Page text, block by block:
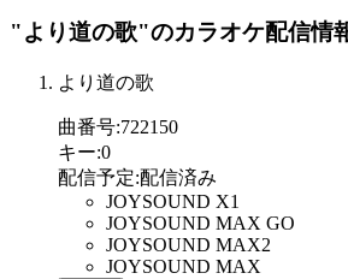
"より道の歌"のカラオケ配信情
より道の歌
曲番号:722150
キー:0
配信予定:配信済み
JOYSOUND X1
JOYSOUND MAX GO
JOYSOUND MAX2
JOYSOUND MAX